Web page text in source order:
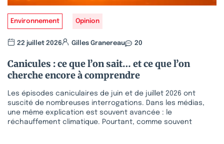
Environnement Opinion
22 juillet 2026 Gilles Granereau 20
Canicules : ce que l’on sait… et ce que l’on
cherche encore à comprendre
Les épisodes caniculaires de juin et de juillet 2026 ont
suscité de nombreuses interrogations. Dans les médias,
une même explication est souvent avancée : le
réchauffement climatique. Pourtant, comme souvent